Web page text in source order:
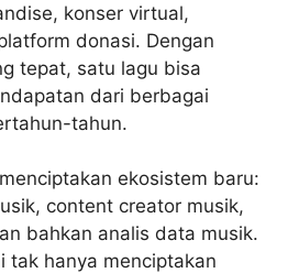
konser virtual,
donasi. Dengan
tepat, satu lagu bisa
dari berbagai
tahun.
ekosistem baru:
content creator musik,
bahkan analis data musik.
tak hanya menciptakan